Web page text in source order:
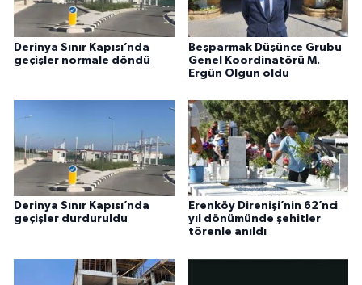
Derinya Sınır Kapısı’nda
geçişler normale döndü
Beşparmak Düşünce Grubu
Genel Koordinatörü M.
Ergün Olgun oldu
Derinya Sınır Kapısı’nda
geçişler durduruldu
Erenköy Direnişi’nin 62’nci
yıl dönümünde şehitler
törenle anıldı